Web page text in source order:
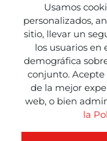
ambiente, las
empresarial. Un
el compromiso de
en su día a día.
La obtención de
para seguir
en marcha y
en todos los
Usamos
personalizados,
sitio, llevar un
los usuarios en
demográfica
conjunto. Acepte
de la mejor
web, o bien
la